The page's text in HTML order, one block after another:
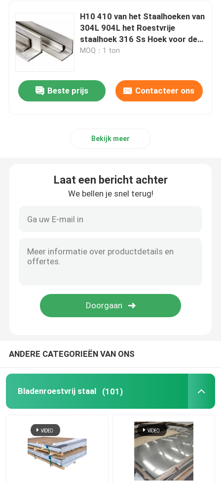
Bladenroestvrij staal
Roestvrij staalrollen
Aluminium blad
Platen van koolstofstaal
Koolstofstaalbuis
Roestvrijstalen buis
Roestvrij staalprofielen
Vervaardiging uit koperen legeringen
Gelast staalplaat
H10 410 van het Staalhoeken van
304L 904L het Roestvrije
staalhoek 316 Ss Hoek voor de
Structuurbouw
MOQ：1 ton
Beste prijs Contacteer ons
Bekijk meer
Laat een bericht achter
We bellen je snel terug!
ANDERE CATEGORIEËN VAN ONS
Bladenroestvrij staal (101)